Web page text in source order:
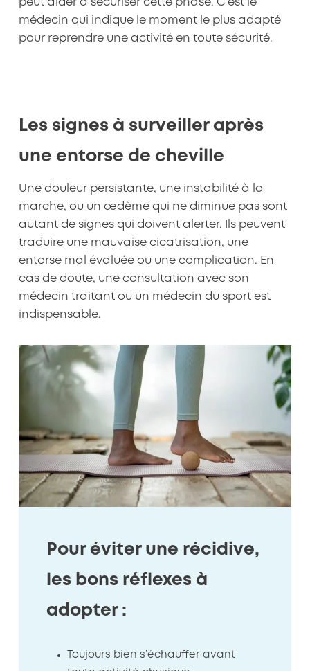
peut aider à sécuriser cette phase. C’est le
médecin qui indique le moment le plus adapté
pour reprendre une activité en toute sécurité.
Les signes à surveiller après
une entorse de cheville
Une douleur persistante, une instabilité à la
marche, ou un œdème qui ne diminue pas sont
autant de signes qui doivent alerter. Ils peuvent
traduire une mauvaise cicatrisation, une
entorse mal évaluée ou une complication. En
cas de doute, une consultation avec son
médecin traitant ou un médecin du sport est
indispensable.
Pour éviter une récidive,
les bons réflexes à
adopter :
Toujours bien s’échauffer avant